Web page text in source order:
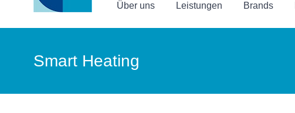
Über uns Leistungen Brands
Smart Heating